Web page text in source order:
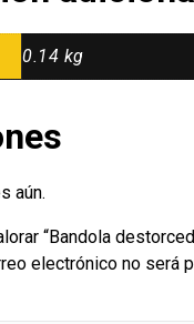
0.14 kg
aún.
“Bandola
electrónico no será